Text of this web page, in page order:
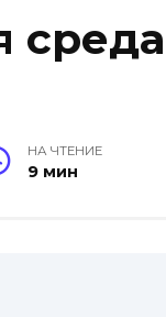
среда
НА ЧТЕНИЕ
9 мин